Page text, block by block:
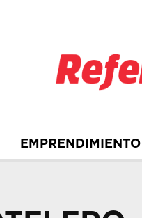
EMPRENDIMIENTO